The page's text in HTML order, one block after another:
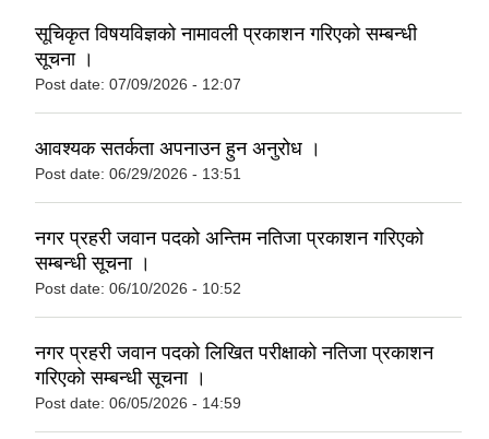
सूचिकृत विषयविज्ञको नामावली प्रकाशन गरिएको सम्बन्धी
सूचना ।
Post date: 07/09/2026 - 12:07
आवश्यक सतर्कता अपनाउन हुन अनुरोध ।
Post date: 06/29/2026 - 13:51
नगर प्रहरी जवान पदको अन्तिम नतिजा प्रकाशन गरिएको
सम्बन्धी सूचना ।
Post date: 06/10/2026 - 10:52
नगर प्रहरी जवान पदको लिखित परीक्षाको नतिजा प्रकाशन
गरिएको सम्बन्धी सूचना ।
Post date: 06/05/2026 - 14:59